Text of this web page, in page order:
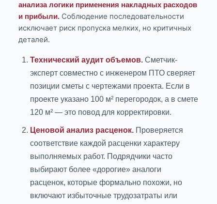
анализа логики применения накладных расходов
и прибыли. Соблюдение последовательности
исключает риск пропуска мелких, но критичных
деталей.
Технический аудит объемов. Сметчик-
эксперт совместно с инженером ПТО сверяет
позиции сметы с чертежами проекта. Если в
проекте указано 100 м² перегородок, а в смете
120 м² — это повод для корректировки.
Ценовой анализ расценок. Проверяется
соответствие каждой расценки характеру
выполняемых работ. Подрядчики часто
выбирают более «дорогие» аналоги
расценок, которые формально похожи, но
включают избыточные трудозатраты или